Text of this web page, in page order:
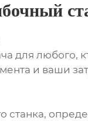
для
и ваши